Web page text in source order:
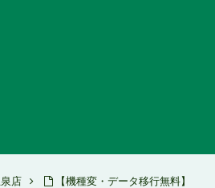
店 【機種変・データ移行無料】